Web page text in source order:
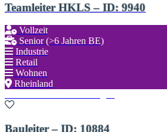
Teamleiter HKLS – ID: 9940
Vollzeit
Senior (>6 Jahren BE)
Industrie
Retail
Wohnen
Rheinland
Bauleiter – ID: 10884